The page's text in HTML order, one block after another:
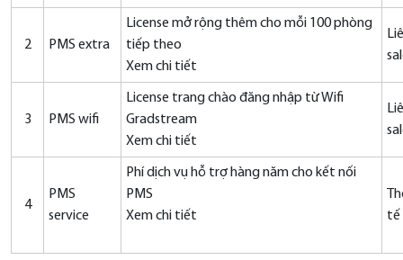
2 PMS extra
License mở rộng thêm cho mỗi 100 phòng
tiếp theo
Xem chi tiết
3 PMS wifi
License trang chào đăng nhập từ Wifi
Gradstream
Xem chi tiết
4
PMS
service
Phí dịch vụ hỗ trợ hàng năm cho kết nối
PMS
Xem chi tiết
tế